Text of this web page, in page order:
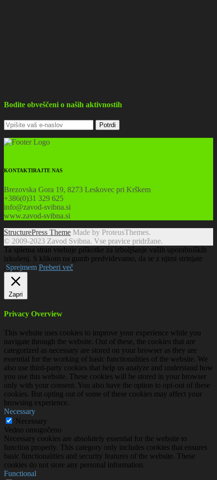
Bodite obveščeni o naših aktivnostih
KONTAKTIRAJTE NAS
Brezovska Gora 19, 8273 Leskovec pri Krškem
+386(0)31 329 625
info@zavod-svibna.si
www.zavod-svibna.si
StructurePress Theme Made by ProteusThemes.
© 2009-2023 Zavod Svibna. Vse pravice pridržane.
Ta spletna stran vsebuje piškotke za izboljšanje vaših uporabniških
izkušenj. S klikom na gumb predvidevamo, da se z njimi strinjate
.Sprejmem Preberi več
Zapri
Privacy Overview
This website uses cookies to improve your experience while you
navigate through the website. Out of these, the cookies that are
categorized as necessary are stored on your browser as they are
essential for the working of basic functionalities of the website. We
also use third-party cookies that help us analyze and understand how
you use this website. These cookies will be stored in your browser
only with your consent. You also have the option to opt-out of these
cookies. But opting out of some of these cookies may affect your
browsing experience.
Necessary
Necessary
Vedno omogočeno
Necessary cookies are absolutely essential for the website to
function properly. This category only includes cookies that ensures
basic functionalities and security features of the website. These
cookies do not store any personal information.
Functional